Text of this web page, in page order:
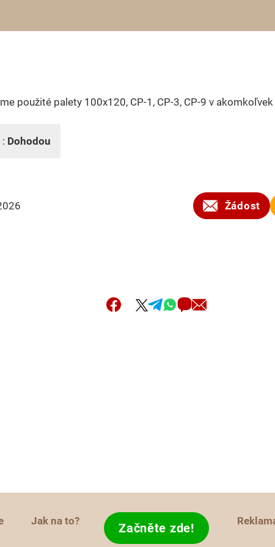
použité palety 100x120, CP-1, CP-3, CP-9 v
Dohodou
Žádost
Jak na to? Začněte zde!